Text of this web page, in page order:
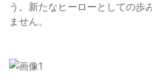
う。新たなヒーローとしての歩
ません。